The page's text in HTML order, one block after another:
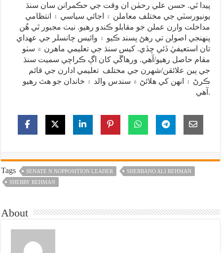
پيدا ٿي. حسن علي رحمٰن ان وقت جي حڪمرانن سان سنڌ
يونيورسٽي جي مختلف معاملن ۽ اجائي سياسي ۽ انتظامي
مداخلت وارن عملن جو مقابلو ڪندو رهيو. نيٺ مجبور ٿي هُن
پنهنجي اصولن تي رهڻ پسند ڪيو ۽ وائيس چانسلر جي عهداي
تان استعيفيٰ ڏئي ڇڏي. کيس سنڌ جي تعليمي ماهرن ۾ سٺو
مقام حاصل رهيو/آهي. ورهاڱي کان اڳ ڪراچي سميت سنڌ
جي ٻين علائقن/شهرن جي مختلف تعليمي ادارن جي قائم
ڪرڻ ۽ انهن کي هلائڻ ۾ سندس والد ۽ خاندان جو هٿ رهيو
آهي.
Tags SENATE N NOPPOSITION LEADER
SHERBANO ALI REHMAN
SHERRY REHMAN
About